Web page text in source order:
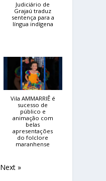
Judiciário de
Grajaú traduz
sentença para a
língua indígena
Vila AMMARRIÊ é
sucesso de
público e
animação com
belas
apresentações
do folclore
maranhense
Next »